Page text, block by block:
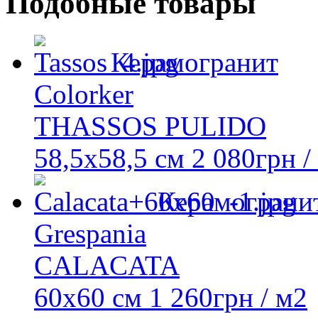
Керамогранит
Colorker
THASSOS PULIDO
58,5x58,5 см 2 080грн /
Grespania
CALACATA
60x60 см 1 260грн / м2